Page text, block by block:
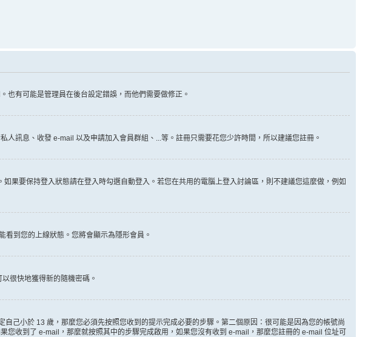
也有可能是管理員在後台設定錯誤，而他們需要做修正。
訊息、收發 e-mail 以及申請加入會員群組、...等。註冊只需要花您少許時間，所以建議您註冊。
果要保持登入狀態請在登入時勾選自動登入。若您在共用的電腦上登入討論區，則不建議您這麼做，例如
看到您的上線狀態。您將會顯示為隱形會員。
很快地獲得新的隨機密碼。
己小於 13 歲，那麼您必須先按照您收到的提示完成必要的步驟。第二個原因：很可能是因為您的帳號尚
收到了 e-mail，那麼就按照其中的步驟完成啟用，如果您沒有收到 e-mail，那麼您註冊的 e-mail 位址可